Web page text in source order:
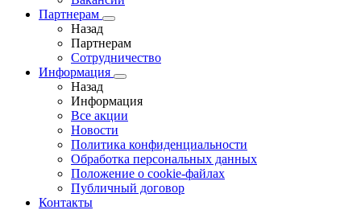
Партнерам
Назад
Партнерам
Сотрудничество
Информация
Назад
Информация
Все акции
Новости
Политика конфиденциальности
Обработка персональных данных
Положение о cookie-файлах
Публичный договор
Контакты